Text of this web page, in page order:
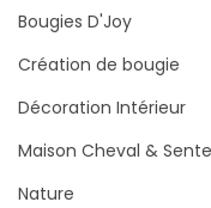
Bougies D'Joy
Création de bougie
Décoration Intérieur
Maison Cheval &
Nature